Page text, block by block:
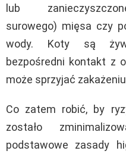
lub
surowego) mięsa czy
wody. Koty są
bezpośredni kontakt z
może sprzyjać
Co zatem robić, by
zostało
podstawowe zasady